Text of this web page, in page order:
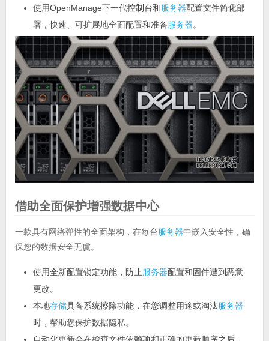
使用OpenManage下一代控制台和服务器配置文件简化部
署，快速、可扩展地全面配置和准备服务器。
借助全面保护增强数据中心
一款具有网络弹性的全面架构，在每台服务器中嵌入安全性，确
保您的数据安全无虞。
使用全新配置锁定功能，防止服务器配置和固件遭到恶意
更改。
本地存储具备系统擦除功能，在您调整用途或淘汰服务器
时，帮助您保护数据隐私。